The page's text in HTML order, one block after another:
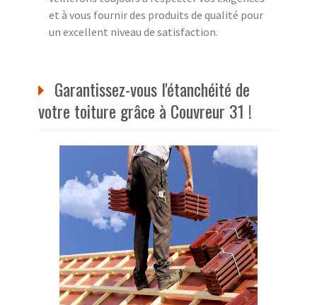
et à vous fournir des produits de qualité pour
un excellent niveau de satisfaction.
Garantissez-vous l'étanchéité de
votre toiture grâce à Couvreur 31 !